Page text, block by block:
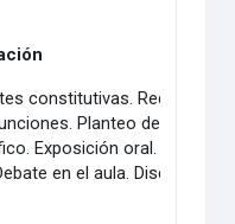
constitutivas. Redacción
Planteo del
Exposición oral. Orden
en el aula. Discusión